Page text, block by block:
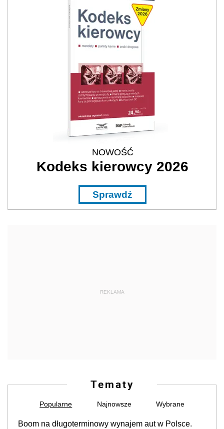
NOWOŚĆ
Kodeks kierowcy 2026
Sprawdź
REKLAMA
Tematy
Popularne Najnowsze Wybrane
Boom na długoterminowy wynajem aut w Polsce.